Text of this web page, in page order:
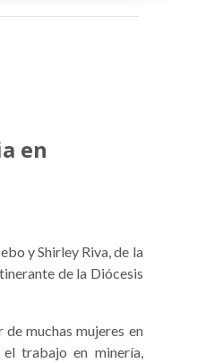
en
y Shirley Riva, de la
de la Diócesis
muchas mujeres en
el trabajo en minería,